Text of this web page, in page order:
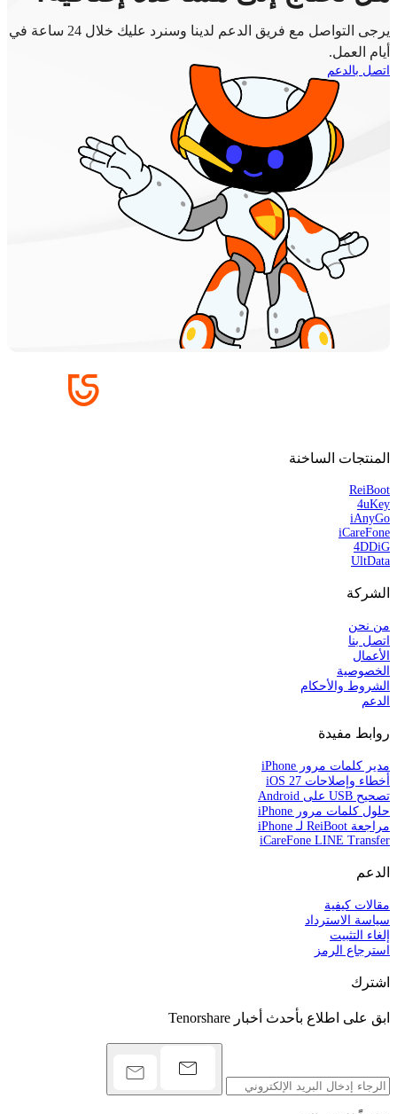
يرجى التواصل مع فريق الدعم لدينا وسنرد عليك خلال 24 ساعة في
أيام العمل.
اتصل بالدعم
المنتجات الساخنة
ReiBoot
4uKey
iAnyGo
iCareFone
4DDiG
UltData
الشركة
من نحن
اتصل بنا
الأعمال
الخصوصية
الشروط والأحكام
الدعم
روابط مفيدة
مدير كلمات مرور iPhone
أخطاء وإصلاحات iOS 27
تصحيح USB على Android
حلول كلمات مرور iPhone
مراجعة ReiBoot لـ iPhone
iCareFone LINE Transfer
الدعم
مقالات كيفية
سياسة الاسترداد
إلغاء التثبيت
استرجاع الرمز
اشترك
ابق على اطلاع بأحدث أخبار Tenorshare